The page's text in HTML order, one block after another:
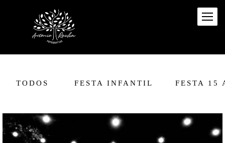
TODOS FESTA INFANTIL FESTA 15